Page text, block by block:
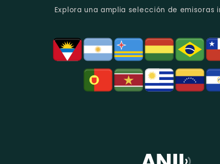
Explora una amplia selección de